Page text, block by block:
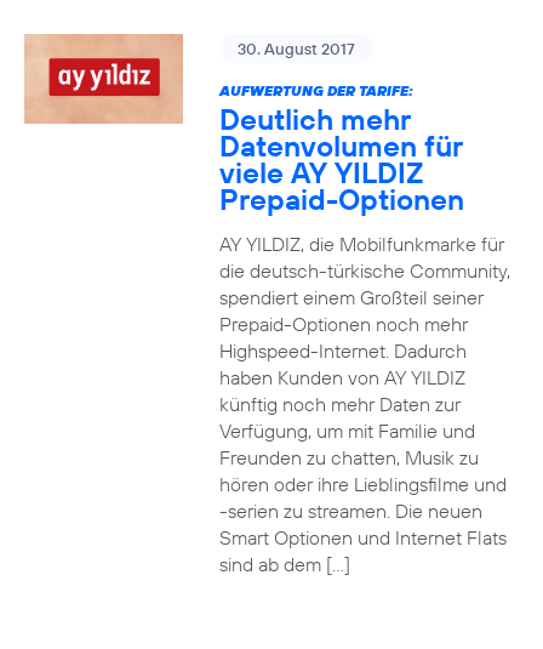
30. August 2017
AUFWERTUNG DER TARIFE:
Deutlich mehr
Datenvolumen für
viele AY YILDIZ
Prepaid-Optionen
AY YILDIZ, die Mobilfunkmarke für
die deutsch-türkische Community,
spendiert einem Großteil seiner
Prepaid-Optionen noch mehr
Highspeed-Internet. Dadurch
haben Kunden von AY YILDIZ
künftig noch mehr Daten zur
Verfügung, um mit Familie und
Freunden zu chatten, Musik zu
hören oder ihre Lieblingsfilme und
-serien zu streamen. Die neuen
Smart Optionen und Internet Flats
sind ab dem […]